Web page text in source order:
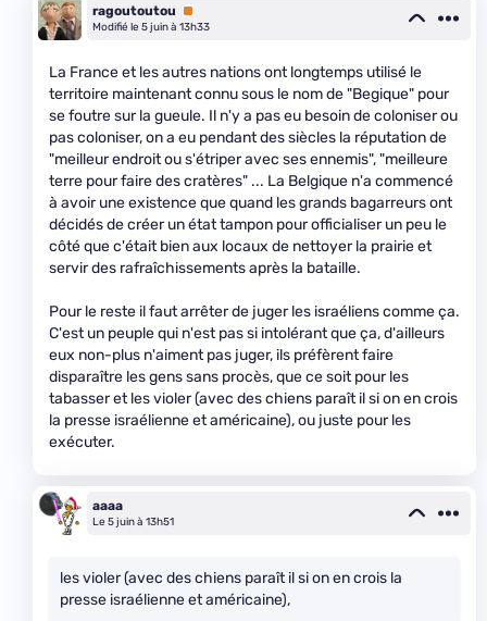
ragoutoutou
Premium
Modifié le 5 juin à 13h33
La France et les autres nations ont longtemps utilisé le
territoire maintenant connu sous le nom de "Begique" pour
se foutre sur la gueule. Il n'y a pas eu besoin de coloniser ou
pas coloniser, on a eu pendant des siècles la réputation de
"meilleur endroit ou s'étriper avec ses ennemis", "meilleure
terre pour faire des cratères" ... La Belgique n'a commencé
à avoir une existence que quand les grands bagarreurs ont
décidés de créer un état tampon pour officialiser un peu le
côté que c'était bien aux locaux de nettoyer la prairie et
servir des rafraîchissements après la bataille.
Pour le reste il faut arrêter de juger les israéliens comme ça.
C'est un peuple qui n'est pas si intolérant que ça, d'ailleurs
eux non-plus n'aiment pas juger, ils préfèrent faire
disparaître les gens sans procès, que ce soit pour les
tabasser et les violer (avec des chiens paraît il si on en crois
la presse israélienne et américaine), ou juste pour les
exécuter.
aaaa
Le 5 juin à 13h51
les violer (avec des chiens paraît il si on en crois la
presse israélienne et américaine),